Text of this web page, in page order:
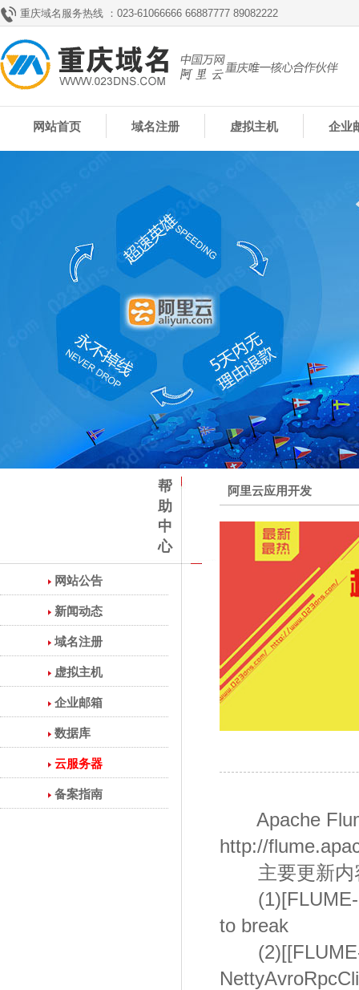
重庆域名服务热线 ：023-61066666 66887777 89082222
网站首页 域名注册 虚拟主机 企业
帮
助
中
心
网站公告
新闻动态
域名注册
虚拟主机
企业邮箱
数据库
云服务器
备案指南
阿里云应用开发
Apache
http://
主要更新内
(1)[FLUME-
to break
(2)[[FLUME-